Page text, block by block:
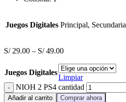
Juegos Digitales Principal, Secundaria
S/29.00 – S/49.00
Juegos Digitales
Limpiar
NIOH 2 PS4 cantidad
Añadir al carrito Comprar ahora